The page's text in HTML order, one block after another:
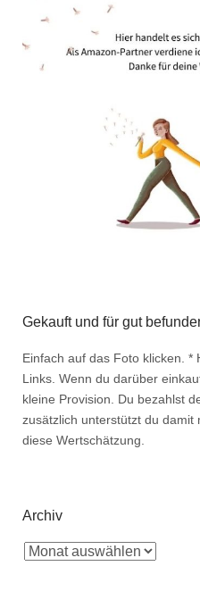
Gekauft und für gut
Einfach auf das Foto klicken. *
Links. Wenn du darüber
kleine Provision. Du bezahlst
zusätzlich unterstützt du
diese Wertschätzung.
Archiv